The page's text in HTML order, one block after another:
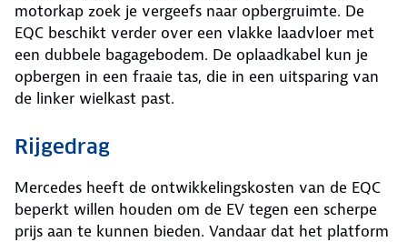
motorkap zoek je vergeefs naar opbergruimte. De
EQC beschikt verder over een vlakke laadvloer met
een dubbele bagagebodem. De oplaadkabel kun je
opbergen in een fraaie tas, die in een uitsparing van
de linker wielkast past.
Rijgedrag
Mercedes heeft de ontwikkelingskosten van de EQC
beperkt willen houden om de EV tegen een scherpe
prijs aan te kunnen bieden. Vandaar dat het platform